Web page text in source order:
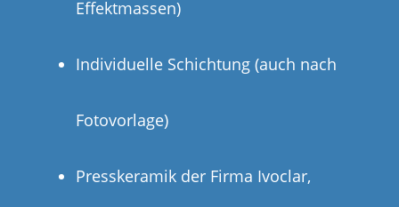
Effektmassen)
Indi­vi­du­el­le Schich­tung (auch nach
Fotovorlage)
Press­ke­ra­mik der Fir­ma Ivo­clar,